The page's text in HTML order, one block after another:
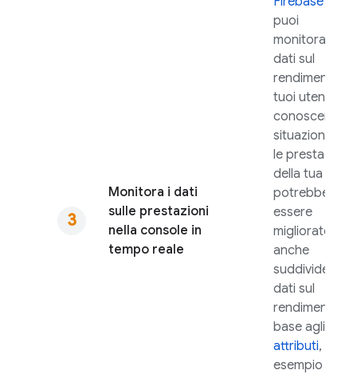
Monitora i dati
sulle prestazioni
nella console in
tempo reale
puoi
monitorare i
dati sul
rendimento
tuoi utenti per
conoscere
situazioni in
le prestazioni
della tua app
potrebbero
essere
migliorate.
anche
suddividere i
dati sul
rendimento in
base agli
attributi, ad
esempio